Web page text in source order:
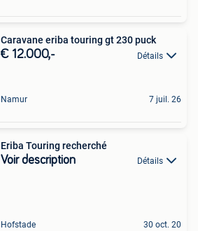
Caravane eriba touring gt 230 puck
€ 12.000,- Détails
Namur 7 juil. 26
Eriba Touring recherché
Voir description Détails
Hofstade 30 oct. 20